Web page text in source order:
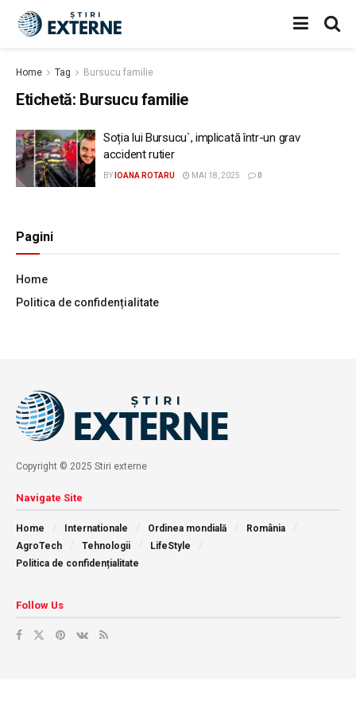
Home Tag Bursucu familie
Etichetă: Bursucu familie
Soția lui Bursucu`, implicată într-un grav
accident rutier
BY IOANA ROTARU MAI 18, 2025 0
Pagini
Home
Politica de confidențialitate
Copyright © 2025 Stiri externe
Navigate Site
Home Internationale Ordinea mondială
România
AgroTech
Tehnologii
LifeStyle
Politica de confidențialitate
Follow Us